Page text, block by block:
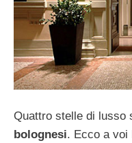
Quattro stelle di lusso
bolognesi. Ecco a voi